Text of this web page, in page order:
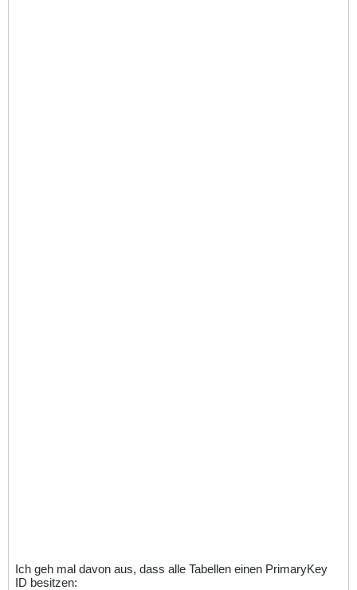
Ich geh mal davon aus, dass alle Tabellen einen PrimaryKey
ID besitzen: